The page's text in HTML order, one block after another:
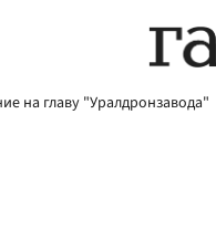
на главу "Уралдронзавода"